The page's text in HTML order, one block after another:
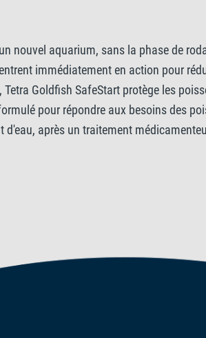
nouvel aquarium, sans la phase de
immédiatement en action pour
Goldfish SafeStart protège les
pour répondre aux besoins des
après un traitement
AquaSafe, qui neutralise les
rouges l'environnement stable dont
doit pas être exposé à des